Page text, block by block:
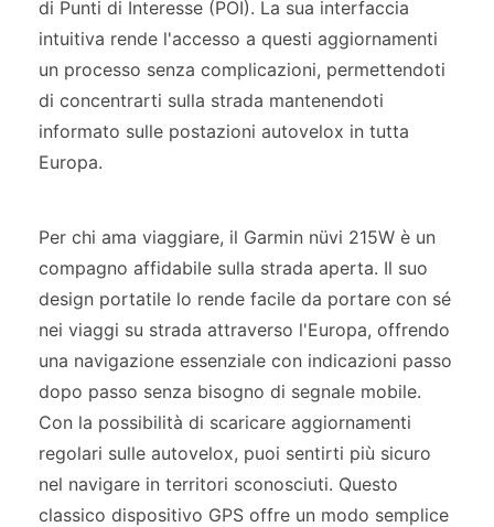
di Punti di Interesse (POI). La sua interfaccia
intuitiva rende l'accesso a questi aggiornamenti
un processo senza complicazioni, permettendoti
di concentrarti sulla strada mantenendoti
informato sulle postazioni autovelox in tutta
Europa.
Per chi ama viaggiare, il Garmin nüvi 215W è un
compagno affidabile sulla strada aperta. Il suo
design portatile lo rende facile da portare con sé
nei viaggi su strada attraverso l'Europa, offrendo
una navigazione essenziale con indicazioni passo
dopo passo senza bisogno di segnale mobile.
Con la possibilità di scaricare aggiornamenti
regolari sulle autovelox, puoi sentirti più sicuro
nel navigare in territori sconosciuti. Questo
classico dispositivo GPS offre un modo semplice